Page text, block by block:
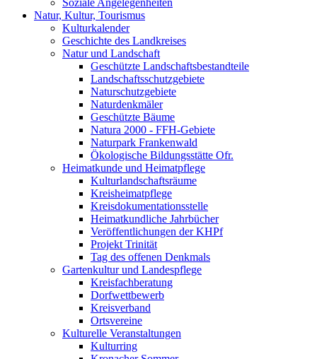
Soziale Angelegenheiten
Natur, Kultur, Tourismus
Kulturkalender
Geschichte des Landkreises
Natur und Landschaft
Geschützte Landschaftsbestandteile
Landschaftsschutzgebiete
Naturschutzgebiete
Naturdenkmäler
Geschützte Bäume
Natura 2000 - FFH-Gebiete
Naturpark Frankenwald
Ökologische Bildungsstätte Ofr.
Heimatkunde und Heimatpflege
Kulturlandschaftsräume
Kreisheimatpflege
Kreisdokumentationsstelle
Heimatkundliche Jahrbücher
Veröffentlichungen der KHPf
Projekt Trinität
Tag des offenen Denkmals
Gartenkultur und Landespflege
Kreisfachberatung
Dorfwettbewerb
Kreisverband
Ortsvereine
Kulturelle Veranstaltungen
Kulturring